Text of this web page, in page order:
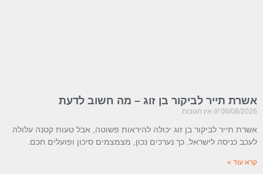
אשרת תייר לביקור בן זוג – מה חשוב לדעת
06/08/2026 אין תגובות
אשרת תייר לביקור בן זוג יכולה להיראות פשוטה, אבל טעות קטנה עלולה
לעכב כניסה לישראל. כך נערכים נכון, מצמצמים סיכון ופועלים חכם.
קרא עוד »